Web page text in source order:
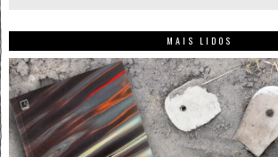
MAIS LIDOS